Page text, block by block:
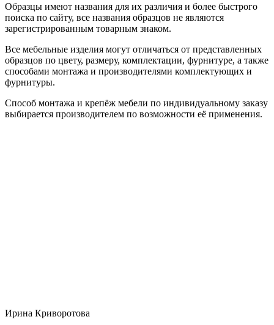
Образцы имеют названия для их различия и более быстрого
поиска по сайту, все названия образцов не являются
зарегистрированным товарным знаком.
Все мебельные изделия могут отличаться от представленных
образцов по цвету, размеру, комплектации, фурнитуре, а также
способами монтажа и производителями комплектующих и
фурнитуры.
Способ монтажа и крепёж мебели по индивидуальному заказу
выбирается производителем по возможности её применения.
Ирина Криворотова